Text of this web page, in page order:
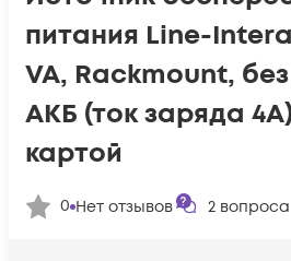
питания Line-
VA, Rackmount,
АКБ (ток заряда
картой
0 Нет отзывов 2 вопроса